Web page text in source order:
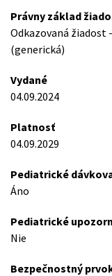
Právny základ
Odkazovaná žiadost
(generická)
Vydané
04.09.2024
Platnosť
04.09.2029
Pediatrické
Áno
Pediatrické
Nie
Bezpečnostný